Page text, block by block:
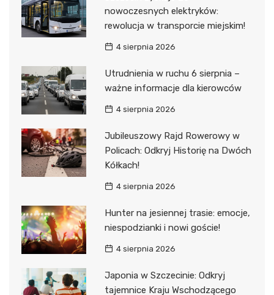
nowoczesnych elektryków:
rewolucja w transporcie miejskim!
4 sierpnia 2026
Utrudnienia w ruchu 6 sierpnia –
ważne informacje dla kierowców
4 sierpnia 2026
Jubileuszowy Rajd Rowerowy w
Policach: Odkryj Historię na Dwóch
Kółkach!
4 sierpnia 2026
Hunter na jesiennej trasie: emocje,
niespodzianki i nowi goście!
4 sierpnia 2026
Japonia w Szczecinie: Odkryj
tajemnice Kraju Wschodzącego